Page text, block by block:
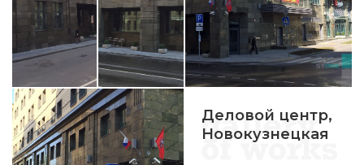
Деловой центр,
Новокузнецкая